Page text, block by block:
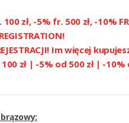
zł, -5% fr. 500 zł, -10%
Im więcej
zł | -5% od 500 zł | -10%